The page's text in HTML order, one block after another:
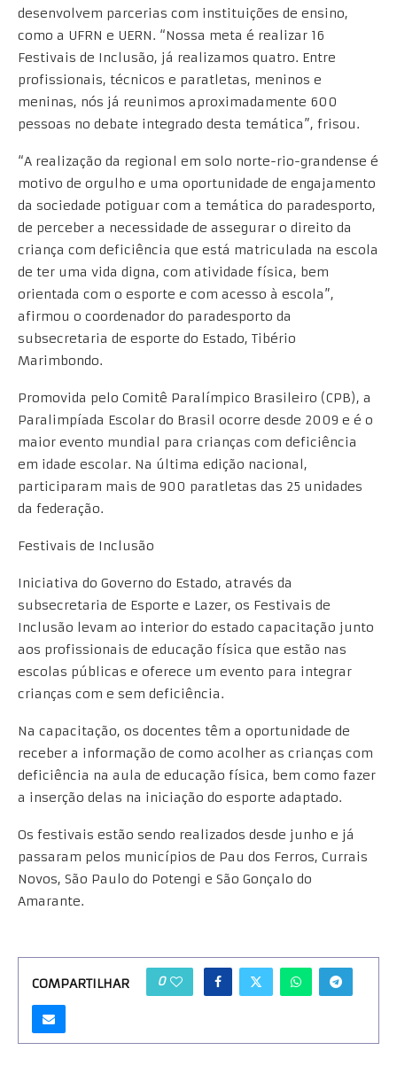
desenvolvem parcerias com instituições de ensino,
como a UFRN e UERN. “Nossa meta é realizar 16
Festivais de Inclusão, já realizamos quatro. Entre
profissionais, técnicos e paratletas, meninos e
meninas, nós já reunimos aproximadamente 600
pessoas no debate integrado desta temática”, frisou.
“A realização da regional em solo norte-rio-grandense é
motivo de orgulho e uma oportunidade de engajamento
da sociedade potiguar com a temática do paradesporto,
de perceber a necessidade de assegurar o direito da
criança com deficiência que está matriculada na escola
de ter uma vida digna, com atividade física, bem
orientada com o esporte e com acesso à escola”,
afirmou o coordenador do paradesporto da
subsecretaria de esporte do Estado, Tibério
Marimbondo.
Promovida pelo Comitê Paralímpico Brasileiro (CPB), a
Paralimpíada Escolar do Brasil ocorre desde 2009 e é o
maior evento mundial para crianças com deficiência
em idade escolar. Na última edição nacional,
participaram mais de 900 paratletas das 25 unidades
da federação.
Festivais de Inclusão
Iniciativa do Governo do Estado, através da
subsecretaria de Esporte e Lazer, os Festivais de
Inclusão levam ao interior do estado capacitação junto
aos profissionais de educação física que estão nas
escolas públicas e oferece um evento para integrar
crianças com e sem deficiência.
Na capacitação, os docentes têm a oportunidade de
receber a informação de como acolher as crianças com
deficiência na aula de educação física, bem como fazer
a inserção delas na iniciação do esporte adaptado.
Os festivais estão sendo realizados desde junho e já
passaram pelos municípios de Pau dos Ferros, Currais
Novos, São Paulo do Potengi e São Gonçalo do
Amarante.
COMPARTILHAR 0